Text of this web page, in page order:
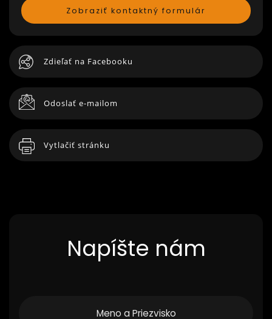
Zobraziť kontaktný formulár
Zdieľať na Facebooku
Odoslať e-mailom
Vytlačiť stránku
Napíšte nám